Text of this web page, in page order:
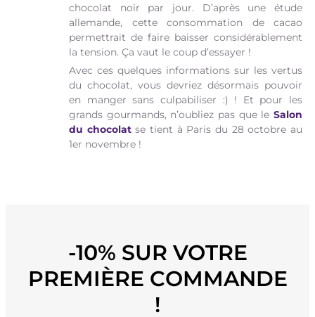
chocolat noir par jour. D’après une étude
allemande, cette consommation de cacao
permettrait de faire baisser considérablement
la tension. Ça vaut le coup d’essayer !
Avec ces quelques informations sur les vertus
du chocolat, vous devriez désormais pouvoir
en manger sans culpabiliser :) ! Et pour les
grands gourmands, n’oubliez pas que le Salon
du chocolatse tient à Paris du 28 octobre au
1er novembre !
-10% SUR VOTRE
PREMIÈRE COMMANDE
!